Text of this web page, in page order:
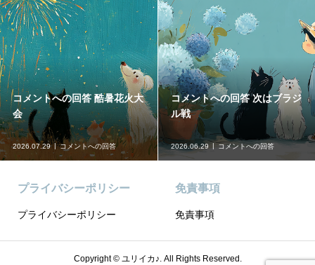
コメントへの回答 台風発生要
注意
2026.05.30 コメントへの回答
コメントへの回答 GW
2026.04.25 コメントへの回答
プライバシーポリシー
プライバシーポリシー
免責事項
免責事項
Copyright ©ユリイカ♪. All Rights Reserved.